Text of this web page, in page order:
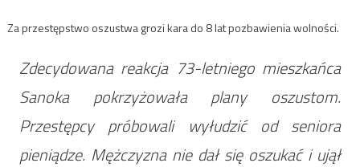
Za przestępstwo oszustwa grozi kara do 8 lat pozbawienia wolności.
Zdecydowana reakcja 73-letniego mieszkańca
Sanoka pokrzyżowała plany oszustom.
Przestępcy próbowali wyłudzić od seniora
pieniądze. Mężczyzna nie dał się oszukać i ujął